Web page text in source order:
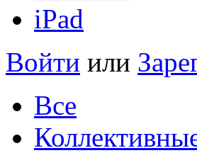
iPad
Войти или
Все